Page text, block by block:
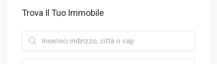
Trova Il Tuo Immobile